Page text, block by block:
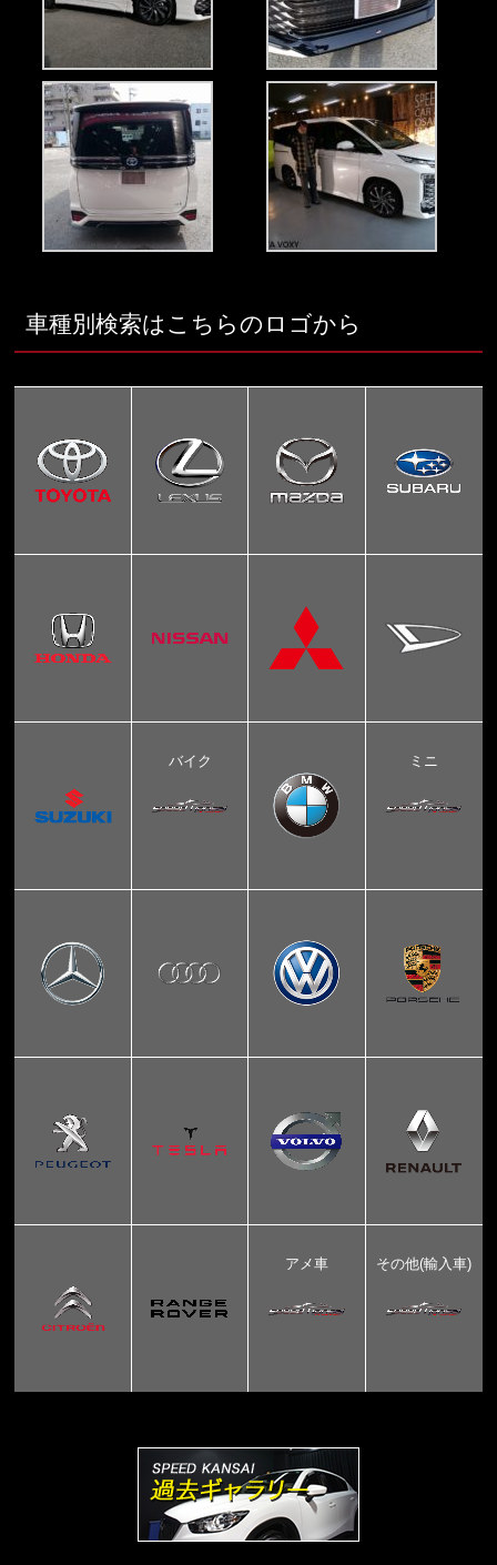
車種別検索はこちらのロゴから
バイク ミニ
アメ車 その他(輸入車)